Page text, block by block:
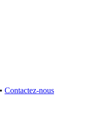
Contactez-nous